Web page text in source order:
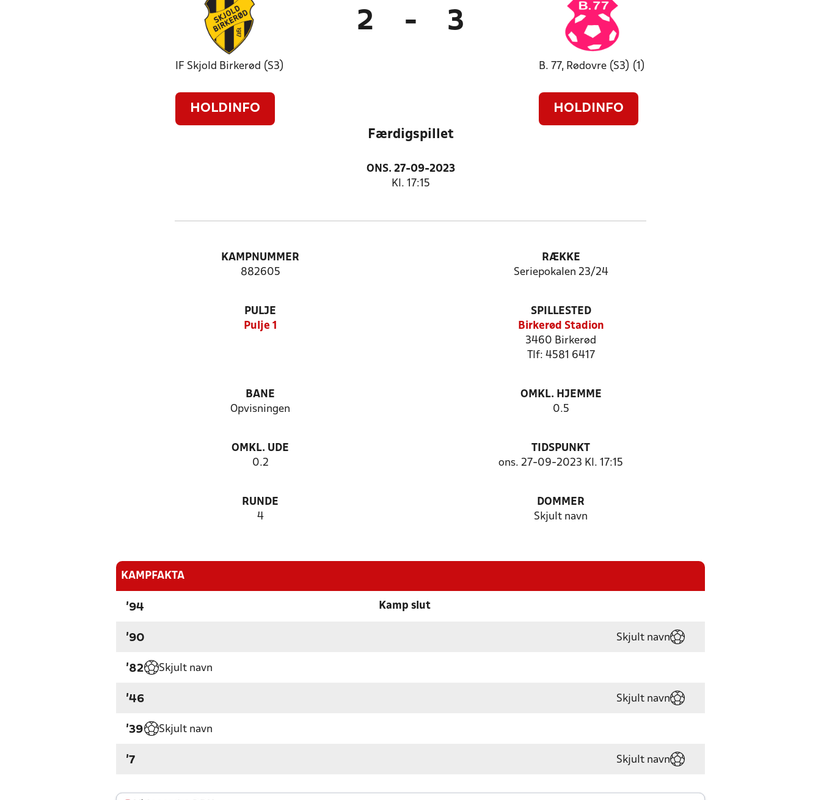
IF Skjold Birkerød (S3)
HOLDINFO
2 - 3
B. 77, Rødovre (S3) (1)
HOLDINFO
Færdigspillet
ONS. 27-09-2023
Kl. 17:15
KAMPNUMMER
882605
RÆKKE
Seriepokalen 23/24
PULJE
Pulje 1
SPILLESTED
Birkerød Stadion
3460 Birkerød
Tlf: 4581 6417
BANE
Opvisningen
OMKL. HJEMME
0.5
OMKL. UDE
0.2
TIDSPUNKT
ons. 27-09-2023 Kl. 17:15
RUNDE
4
DOMMER
Skjult navn
KAMPFAKTA
'94 Kamp slut
'90 Skjult navn
'82 Skjult navn
'46 Skjult navn
'39 Skjult navn
'7 Skjult navn